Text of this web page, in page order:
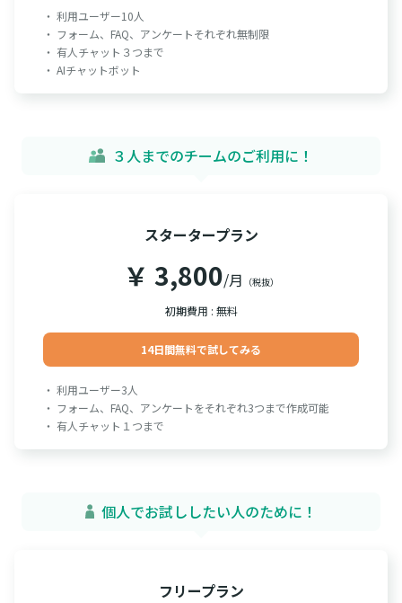
・ 利用ユーザー10人
・ フォーム、FAQ、アンケートそれぞれ無制限
・ 有人チャット３つまで
・ AIチャットボット
３人までのチームのご利用に！
スタータープラン
￥ 3,800/月 （税抜）
初期費用 : 無料
14日間無料で試してみる
・ 利用ユーザー3人
・ フォーム、FAQ、アンケートをそれぞれ3つまで作成可能
・ 有人チャット１つまで
個人でお試ししたい人のために！
フリープラン